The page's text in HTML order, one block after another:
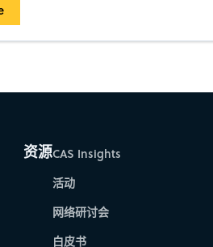
资源CAS Insights
活动
网络研讨会
白皮书